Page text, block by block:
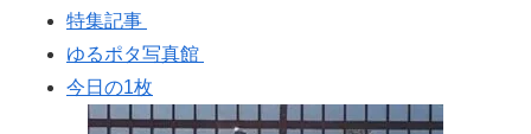
特集記事
ゆるポタ写真館
今日の1枚